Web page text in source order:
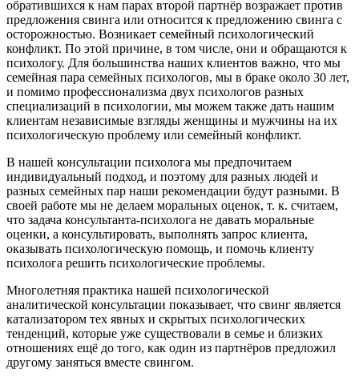
обратившихся к нам парах второй партнёр возражает против
предложения свинга или относится к предложению свинга с
осторожностью. Возникает семейный психологический
конфликт. По этой причине, в том числе, они и обращаются к
психологу. Для большинства наших клиентов важно, что мы
семейная пара семейных психологов, мы в браке около 30 лет,
и помимо профессионализма двух психологов разных
специализаций в психологии, мы можем также дать нашим
клиентам независимые взгляды женщины и мужчины на их
психологическую проблему или семейный конфликт.
В нашей консультации психолога мы предпочитаем
индивидуальный подход, и поэтому для разных людей и
разных семейных пар наши рекомендации будут разными. В
своей работе мы не делаем моральных оценок, т. к. считаем,
что задача консультанта-психолога не давать моральные
оценки, а консультировать, выполнять запрос клиента,
оказывать психологическую помощь, и помочь клиенту
психолога решить психологические проблемы.
Многолетняя практика нашей психологической
аналитической консультации показывает, что свинг является
катализатором тех явных и скрытых психологических
тенденций, которые уже существовали в семье и близких
отношениях ещё до того, как один из партнёров предложил
другому заняться вместе свингом.